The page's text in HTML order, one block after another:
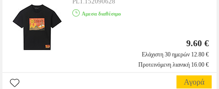
Αμεσα διαθέσιμο
9.60 €
Ελάχιστη 30 ημερών 12.80 €
Προτεινόμενη λιανική 16.00 €
Αγορά